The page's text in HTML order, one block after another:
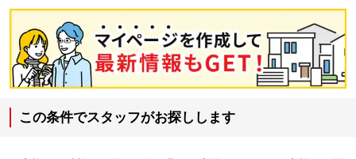
この条件でスタッフがお探しします